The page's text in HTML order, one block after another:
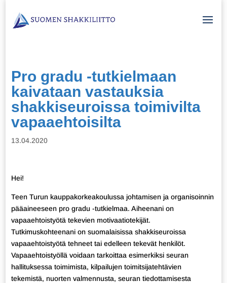
Pro gradu -tutkielmaan
kaivataan vastauksia
shakkiseuroissa toimivilta
vapaaehtoisilta
13.04.2020
Hei!
Teen Turun kauppakorkeakoulussa johtamisen ja organisoinnin
pääaineeseen pro gradu -tutkielmaa. Aiheenani on
vapaaehtoistyötä tekevien motivaatiotekijät.
Tutkimuskohteenani on suomalaisissa shakkiseuroissa
vapaaehtoistyötä tehneet tai edelleen tekevät henkilöt.
Vapaaehtoistyöllä voidaan tarkoittaa esimerkiksi seuran
hallituksessa toimimista, kilpailujen toimitsijatehtävien
tekemistä, nuorten valmennusta, seuran tiedottamisesta